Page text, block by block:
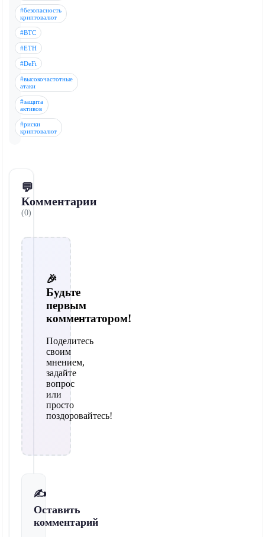
#безопасность
криптовалют
#BTC
#ETH
#DeFi
#высокочастотные
атаки
#защита
активов
#риски
криптовалют
💬
Комментарии
(0)
🎉
Будьте
первым
комментатором!
Поделитесь
своим
мнением,
задайте
вопрос
или
просто
поздоровайтесь!
✍️
Оставить
комментарий